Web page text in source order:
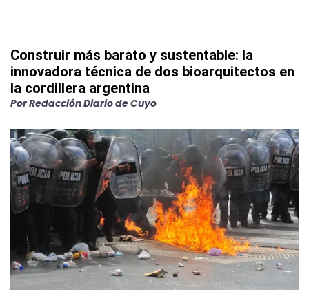
Construir más barato y sustentable: la
innovadora técnica de dos bioarquitectos en
la cordillera argentina
PorRedacción Diario de Cuyo